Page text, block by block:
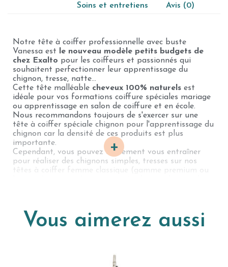
Soins et entretiens
Avis (0)
Notre tête à coiffer professionnelle avec buste
Vanessa est le nouveau modèle petits budgets de
chez Exalto pour les coiffeurs et passionnés qui
souhaitent perfectionner leur apprentissage du
chignon, tresse, natte…
Cette tête malléable cheveux 100% naturels est
idéale pour vos formations coiffure spéciales mariage
ou apprentissage en salon de coiffure et en école.
Nous recommandons toujours de s'exercer sur une
tête à coiffer spéciale chignon pour l'apprentissage du
chignon car la densité de ces produits est plus
importante.
Cependant, vous pouvez facilement vous entraîner
pour réaliser des chignons simples, tresses sur nos
têtes à coiffer femme classique (gamme premium ou
Notre tête malléable Vanessa dispose d'une longueur
de cheveux de 50cm , idéale pour l'apprentissage de
chignon de mariage. Ce produit détient une
moyenne de 220-240cm/hair
+
Vous aimerez aussi